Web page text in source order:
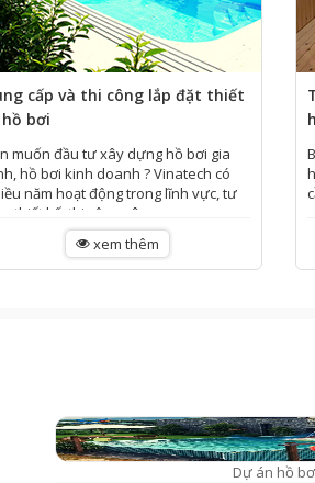
XÔNG HƠI
cấp và thi công lắp đặt thiết
bơi
muốn đầu tư xây dựng hồ bơi gia
hồ bơi kinh doanh ? Vinatech có
năm hoạt động trong lĩnh vực, tư
thiết kế, thi công xây...
xem thêm
Dự án hồ